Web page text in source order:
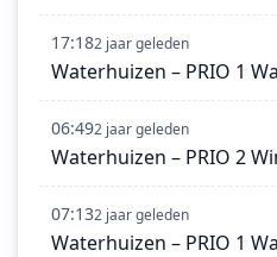
17:182 jaar geleden
Waterhuizen – PRIO 1
06:492 jaar geleden
Waterhuizen – PRIO 2
07:132 jaar geleden
Waterhuizen – PRIO 1